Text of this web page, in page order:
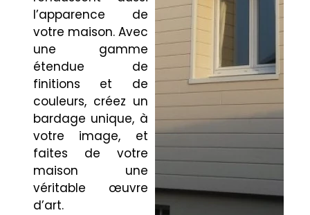
l’apparence de
votre maison. Avec
une gamme
étendue de
finitions et de
couleurs, créez un
bardage unique, à
votre image, et
faites de votre
maison une
véritable œuvre
d’art.